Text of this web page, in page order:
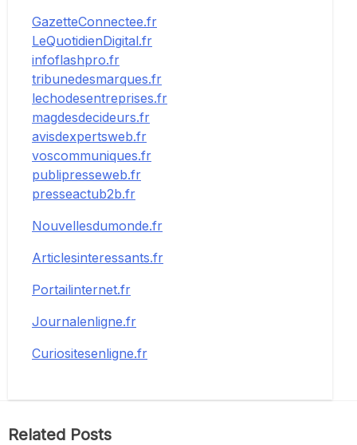
GazetteConnectee.fr
LeQuotidienDigital.fr
infoflashpro.fr
tribunedesmarques.fr
lechodesentreprises.fr
magdesdecideurs.fr
avisdexpertsweb.fr
voscommuniques.fr
publipresseweb.fr
presseactub2b.fr
Nouvellesdumonde.fr
Articlesinteressants.fr
Portailinternet.fr
Journalenligne.fr
Curiositesenligne.fr
Related Posts